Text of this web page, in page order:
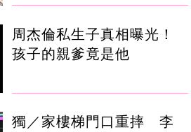
周杰倫私生子真相曝光！
孩子的親爹竟是他
獨／家樓梯門口重摔 李